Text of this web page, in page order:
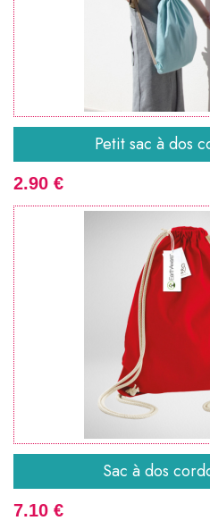
Petit sac à dos
2.90 €
Sac à dos
7.10 €